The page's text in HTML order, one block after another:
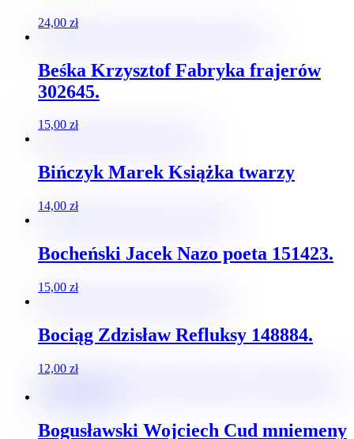
24,00 zł
Beśka Krzysztof Fabryka frajerów
302645.
15,00 zł
Bińczyk Marek Książka twarzy
14,00 zł
Bocheński Jacek Nazo poeta 151423.
15,00 zł
Bociąg Zdzisław Refluksy 148884.
12,00 zł
Bogusławski Wojciech Cud mniemeny